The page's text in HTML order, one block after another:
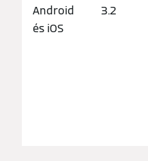
Android
és iOS
3.2